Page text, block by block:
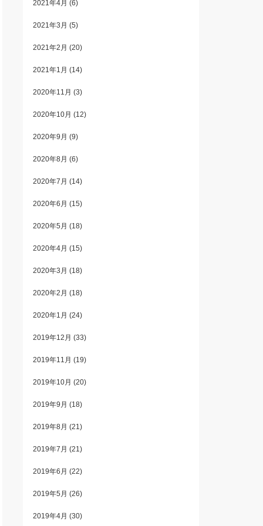
2021年4月 (6)
2021年3月 (5)
2021年2月 (20)
2021年1月 (14)
2020年11月 (3)
2020年10月 (12)
2020年9月 (9)
2020年8月 (6)
2020年7月 (14)
2020年6月 (15)
2020年5月 (18)
2020年4月 (15)
2020年3月 (18)
2020年2月 (18)
2020年1月 (24)
2019年12月 (33)
2019年11月 (19)
2019年10月 (20)
2019年9月 (18)
2019年8月 (21)
2019年7月 (21)
2019年6月 (22)
2019年5月 (26)
2019年4月 (30)